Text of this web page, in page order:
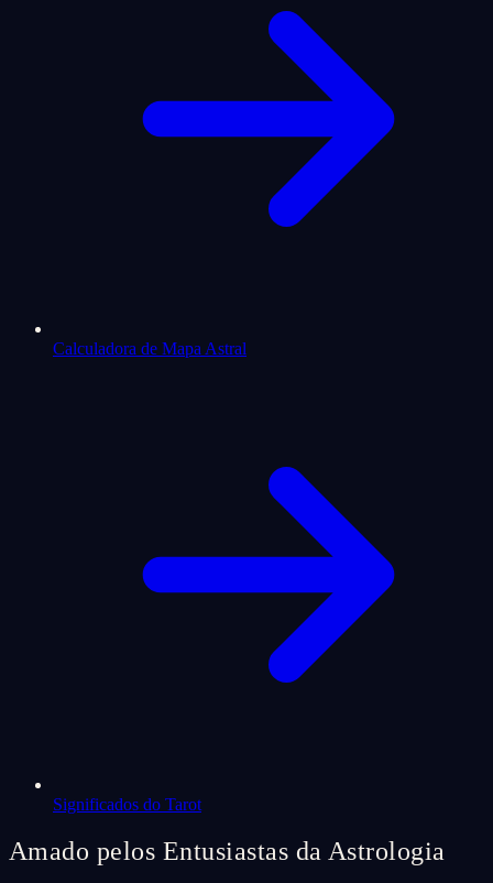
Calculadora de Mapa Astral
Significados do Tarot
Amado pelos Entusiastas da Astrologia